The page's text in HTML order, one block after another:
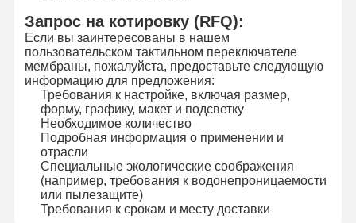
Запрос на котировку (RFQ):
Если вы заинтересованы в нашем
пользовательском тактильном переключателе
мембраны, пожалуйста, предоставьте следующую
информацию для предложения:
Требования к настройке, включая размер,
форму, графику, макет и подсветку
Необходимое количество
Подробная информация о применении и
отрасли
Специальные экологические соображения
(например, требования к водонепроницаемости
или пылезащите)
Требования к срокам и месту доставки